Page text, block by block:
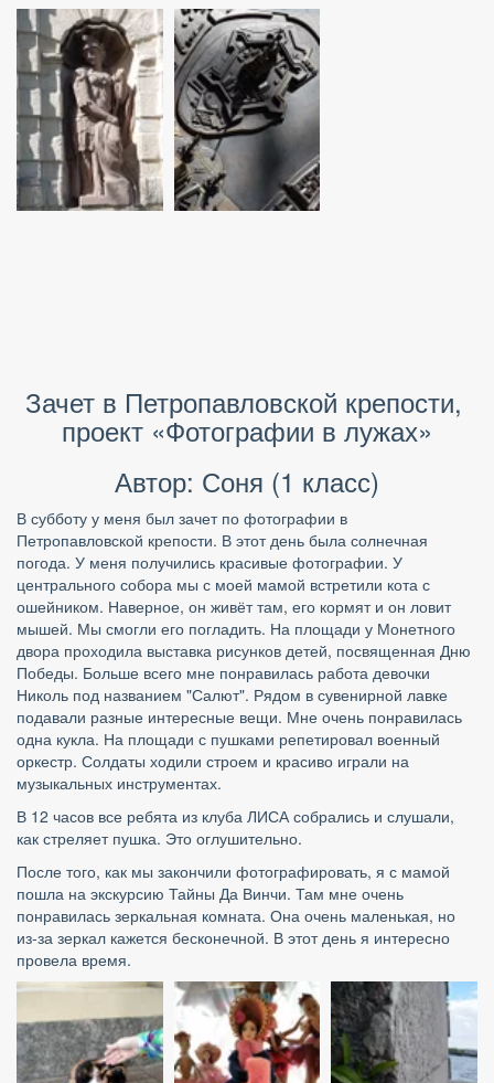
Зачет в Петропавловской крепости,
проект «Фотографии в лужах»
Автор: Соня (1 класс)
В субботу у меня был зачет по фотографии в
Петропавловской крепости. В этот день была солнечная
погода. У меня получились красивые фотографии. У
центрального собора мы с моей мамой встретили кота с
ошейником. Наверное, он живёт там, его кормят и он ловит
мышей. Мы смогли его погладить. На площади у Монетного
двора проходила выставка рисунков детей, посвященная Дню
Победы. Больше всего мне понравилась работа девочки
Николь под названием "Салют". Рядом в сувенирной лавке
подавали разные интересные вещи. Мне очень понравилась
одна кукла. На площади с пушками репетировал военный
оркестр. Солдаты ходили строем и красиво играли на
музыкальных инструментах.
В 12 часов все ребята из клуба ЛИСА собрались и слушали,
как стреляет пушка. Это оглушительно.
После того, как мы закончили фотографировать, я с мамой
пошла на экскурсию Тайны Да Винчи. Там мне очень
понравилась зеркальная комната. Она очень маленькая, но
из-за зеркал кажется бесконечной. В этот день я интересно
провела время.